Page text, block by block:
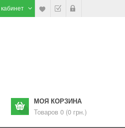
МОЯ КОРЗИНА
Товаров 0 (0 грн.)